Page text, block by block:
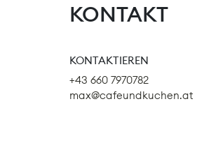
KONTAKT
KONTAKTIEREN
+43 660 7970782
max@cafeundkuchen.at